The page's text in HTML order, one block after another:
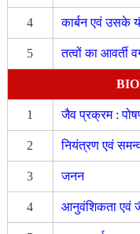
4 कार्बन एवं उसके
5 तत्वों का आवर्ती
1 जैव प्रक्रम :
2 नियंत्रण एवं
3 जनन
4 आनुवंशिकता एवं